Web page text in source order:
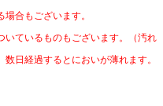
合もございます。
いているものもございます。（汚れ
日経過するとにおいが薄れます。